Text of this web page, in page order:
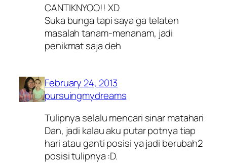
CANTIKNYOO!! XD
Suka bunga tapi saya ga telaten
masalah tanam-menanam, jadi
penikmat saja deh
February 24, 2013
pursuingmydreams
Tulipnya selalu mencari sinar matahari
Dan, jadi kalau aku putar potnya tiap
hari atau ganti posisi ya jadi berubah2
posisi tulipnya :D.